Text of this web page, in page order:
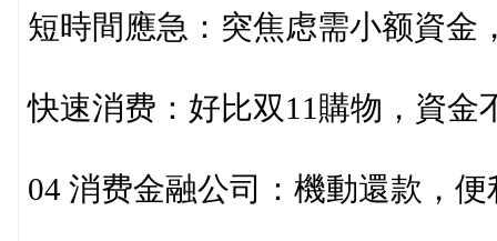
短時間應急：突焦虑需小额資金
快速消费：好比双11購物，資金
04 消费金融公司：機動還款，便